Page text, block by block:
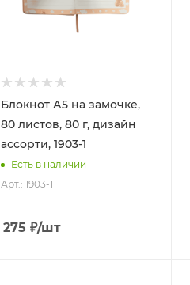
Блокнот А5 на замочке,
80 листов, 80 г, дизайн
ассорти, 1903-1
Есть в наличии
Арт.: 1903-1
275 ₽/шт